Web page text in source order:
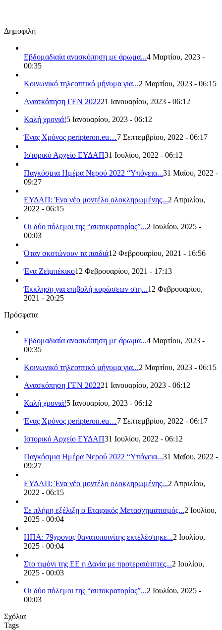
Δημοφιλή
Εβδομαδιαία ανασκόπηση με άρωμα...4 Μαρτίου, 2023 -
00:35
Κοινωνικό τηλεοπτικό μήνυμα για...2 Μαρτίου, 2023 - 06:15
Ανασκόπηση ΓΕΝ 202221 Ιανουαρίου, 2023 - 06:12
Καλή χρονιά!5 Ιανουαρίου, 2023 - 06:12
Ένας Χρόνος peripteron.eu…7 Σεπτεμβρίου, 2022 - 06:17
Ιστορικό Αρχείο ΕΥΔΑΠ31 Ιουλίου, 2022 - 06:12
Παγκόσμια Ημέρα Νερού 2022 “Υπόγεια...31 Μαΐου, 2022 -
09:27
ΕΥΔΑΠ: Ένα νέο μοντέλο ολοκληρωμένης...2 Απριλίου,
2022 - 06:15
Οι δύο πόλεμοι της “αυτοκρατορίας”...2 Ιουλίου, 2025 -
00:03
Όταν σκοτώνουν τα παιδιά12 Φεβρουαρίου, 2021 - 16:56
Ένα Ζεϊμπέκικο12 Φεβρουαρίου, 2021 - 17:13
Έκκληση για επιβολή κυρώσεων στη...12 Φεβρουαρίου,
2021 - 20:25
Πρόσφατα
Εβδομαδιαία ανασκόπηση με άρωμα...4 Μαρτίου, 2023 -
00:35
Κοινωνικό τηλεοπτικό μήνυμα για...2 Μαρτίου, 2023 - 06:15
Ανασκόπηση ΓΕΝ 202221 Ιανουαρίου, 2023 - 06:12
Καλή χρονιά!5 Ιανουαρίου, 2023 - 06:12
Ένας Χρόνος peripteron.eu…7 Σεπτεμβρίου, 2022 - 06:17
Ιστορικό Αρχείο ΕΥΔΑΠ31 Ιουλίου, 2022 - 06:12
Παγκόσμια Ημέρα Νερού 2022 “Υπόγεια...31 Μαΐου, 2022 -
09:27
ΕΥΔΑΠ: Ένα νέο μοντέλο ολοκληρωμένης...2 Απριλίου,
2022 - 06:15
Σε πλήρη εξέλιξη ο Εταιρικός Μετασχηματισμός...2 Ιουλίου,
2025 - 00:04
ΗΠΑ: 79χρονος θανατοποινίτης εκτελέστηκε...2 Ιουλίου,
2025 - 00:04
Στο τιμόνι της ΕΕ η Δανία με προτεραιότητες...2 Ιουλίου,
2025 - 00:03
Οι δύο πόλεμοι της “αυτοκρατορίας”...2 Ιουλίου, 2025 -
00:03
Σχόλια
Tags